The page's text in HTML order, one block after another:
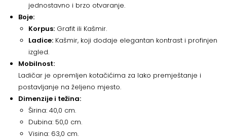
jednostavno i brzo otvaranje.
Boje:
Korpus: Grafit ili Kašmir.
Ladice: Kašmir, koji dodaje elegantan kontrast i profinjen
izgled.
Mobilnost:
Ladičar je opremljen kotačićima za lako premještanje i
postavljanje na željeno mjesto.
Dimenzije i težina:
Širina: 40,0 cm.
Dubina: 50,0 cm.
Visina: 63,0 cm.